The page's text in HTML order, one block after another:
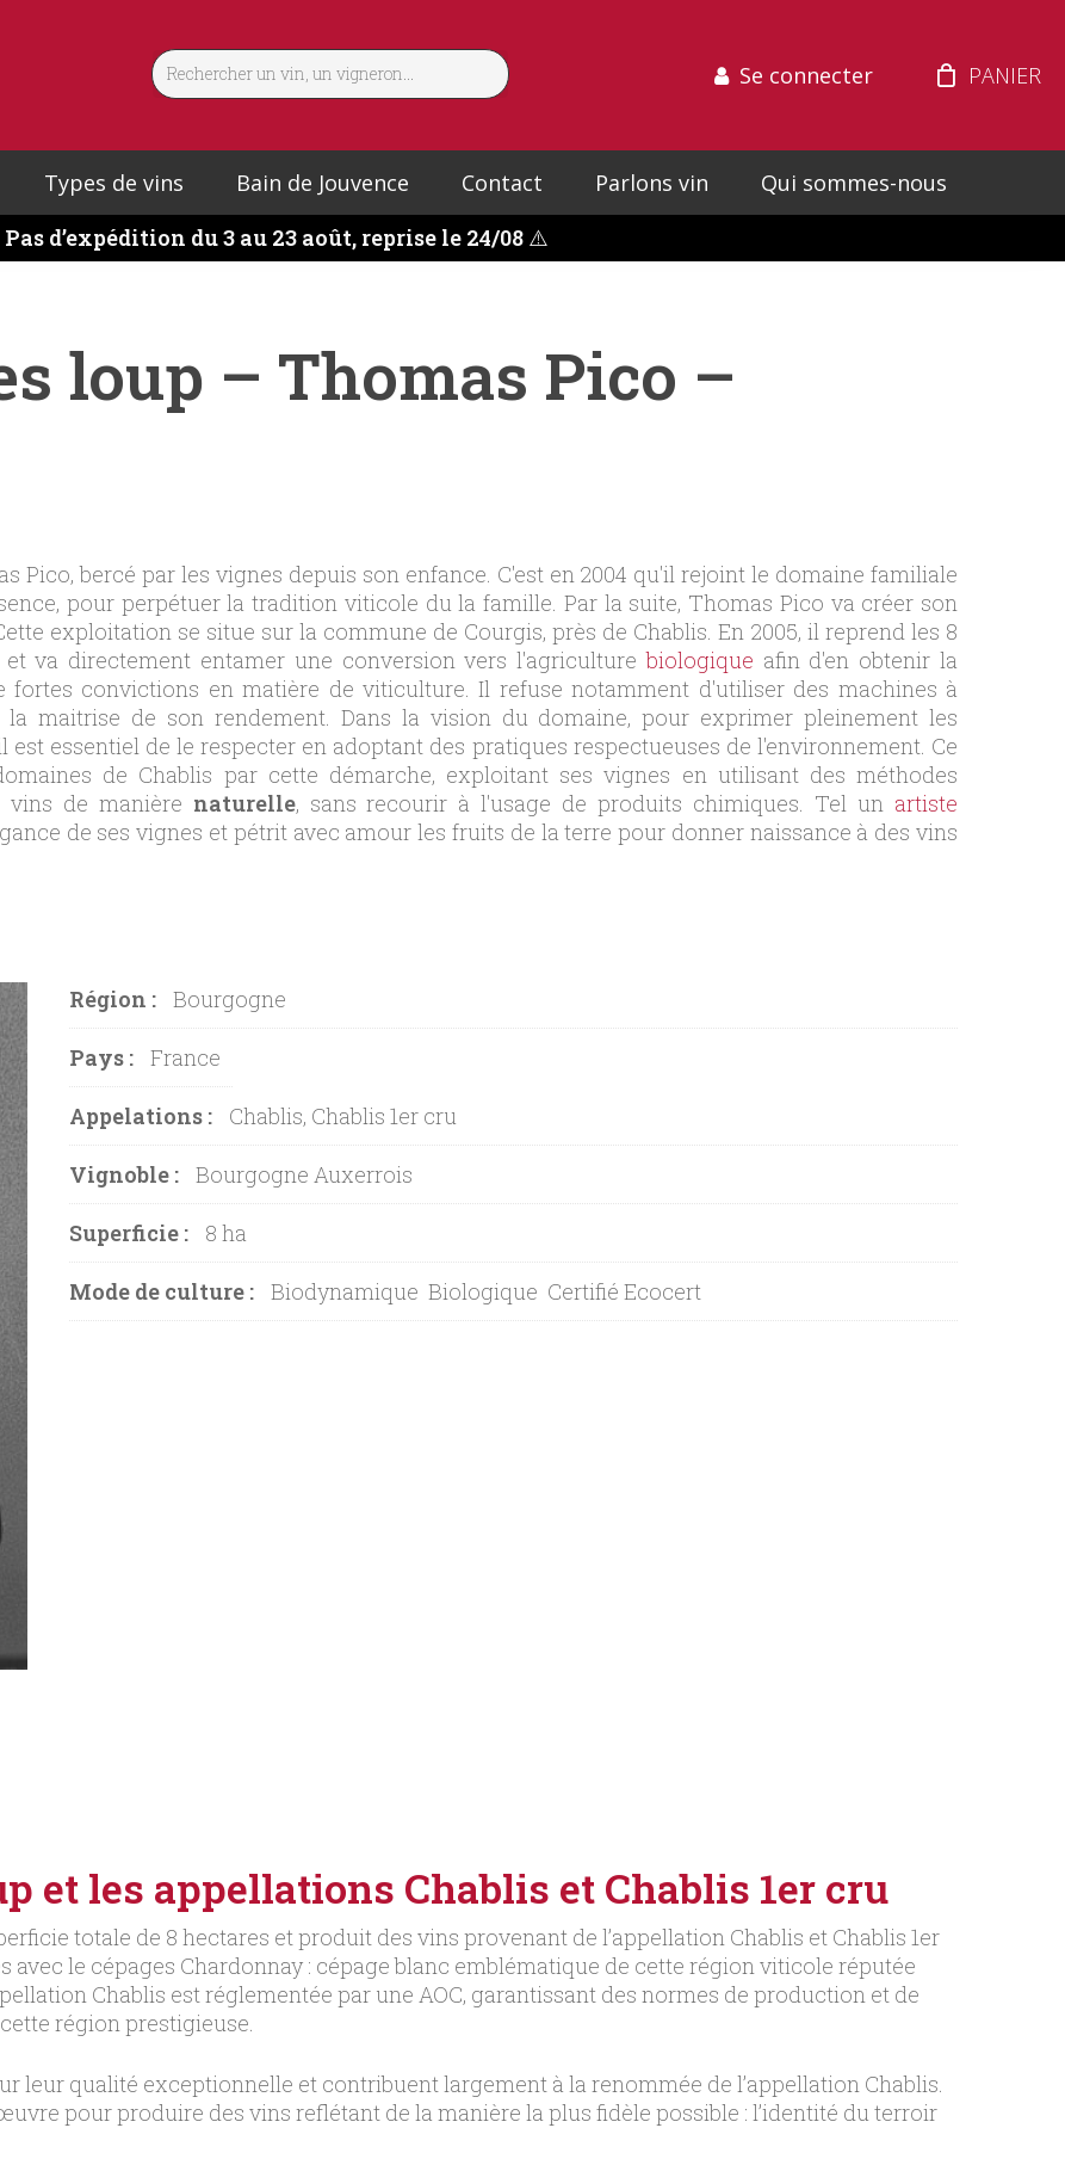
Se connecter
Types de vins Bain de Jouvence Contact Parlons vin
Qui sommes-nous
Pas d’expédition du 3 au 23 août, reprise le 24/08⚠️
loup – Thomas Pico –
Pico, bercé par les vignes depuis son enfance. C'est en 2004 qu'il rejoint le domaine familiale
pour perpétuer la tradition viticole du la famille. Par la suite, Thomas Pico va créer son
exploitation se situe sur la commune de Courgis, près de Chablis. En 2005, il reprend les 8
va directement entamer une conversion vers l'agriculturebiologique afin d'en obtenir la
fortes convictions en matière de viticulture. Il refuse notamment d'utiliser des machines à
maitrise de son rendement. Dans la vision du domaine, pour exprimer pleinement les
est essentiel de le respecter en adoptant des pratiques respectueuses de l'environnement. Ce
de Chablis par cette démarche, exploitant ses vignes en utilisant des méthodes
vins de manière naturelle, sans recourir à l'usage de produits chimiques. Tel un artiste
de ses vignes et pétrit avec amour les fruits de la terre pour donner naissance à des vins
Région : Bourgogne
Pays : France
Appelations : Chablis, Chablis 1er cru
Vignoble : Bourgogne Auxerrois
Superficie : 8 ha
Mode de culture : Biodynamique Biologique Certifié Ecocert
et les appellations Chablis et Chablis 1er cru
totale de 8 hectares et produit des vins provenant de l’appellation Chablis et Chablis 1er
le cépages Chardonnay : cépage blanc emblématique de cette région viticole réputée
Chablis est réglementée par une AOC, garantissant des normes de production et de
région prestigieuse.
leur qualité exceptionnelle et contribuent largement à la renommée de l’appellation Chablis.
pour produire des vins reflétant de la manière la plus fidèle possible : l’identité du terroir